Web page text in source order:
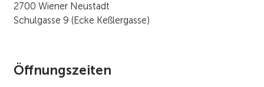
2700 Wiener Neustadt
Schulgasse 9 (Ecke Keßlergasse)
Öffnungszeiten